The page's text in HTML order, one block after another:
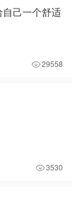
己一个舒适
29558
3530